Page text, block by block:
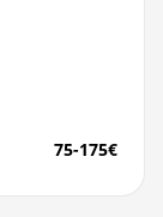
75-175€